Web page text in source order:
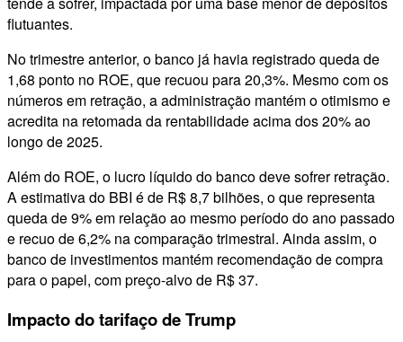
flutuantes.
No trimestre anterior, o banco já havia registrado queda de
1,68 ponto no ROE, que recuou para 20,3%. Mesmo com os
números em retração, a administração mantém o otimismo e
acredita na retomada da rentabilidade acima dos 20% ao
longo de 2025.
Além do ROE, o lucro líquido do banco deve sofrer retração.
A estimativa do BBI é de R$ 8,7 bilhões, o que representa
queda de 9% em relação ao mesmo período do ano passado
e recuo de 6,2% na comparação trimestral. Ainda assim, o
banco de investimentos mantém recomendação de compra
para o papel, com preço-alvo de R$ 37.
Impacto do tarifaço de Trump